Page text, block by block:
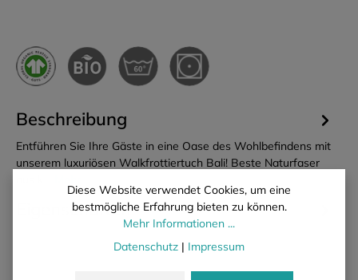
Beschreibung
Entführen Sie Ihre Gäste in eine Oase des Wohlbefindens mit
unserem luxuriösen Walkfrottiertuch Bali! Beste Naturfaser
Eigenschaften
Diese Website verwendet Cookies, um eine
bestmögliche Erfahrung bieten zu können.
Mehr Informationen ...
Datenschutz | Impressum